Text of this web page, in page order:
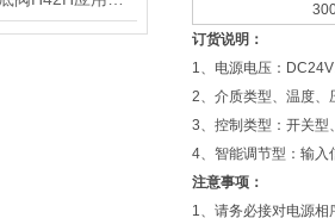
订货说明：
1、电源电压：
2、介质类型、温度、
3、控制类型：开关型
4、智能调节型：输入
注意事项：
1、请务必接对电源相